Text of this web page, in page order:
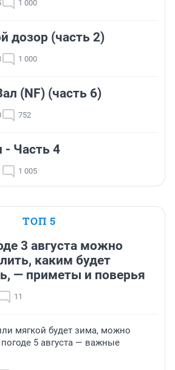
1 000
дозор (часть 2)
1 000
(NF) (часть 6)
752
- Часть 4
1 005
ТОП 5
3 августа можно
каким будет
— приметы и поверья
11
мягкой будет зима, можно
5 августа — важные